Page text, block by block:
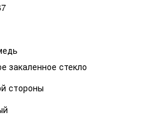
закаленное стекло
стороны